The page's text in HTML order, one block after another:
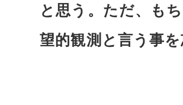
と思う。ただ、も
望的観測と言う事を